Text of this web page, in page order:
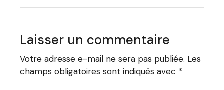
Laisser un commentaire
Votre adresse e-mail ne sera pas publiée. Les
champs obligatoires sont indiqués avec *